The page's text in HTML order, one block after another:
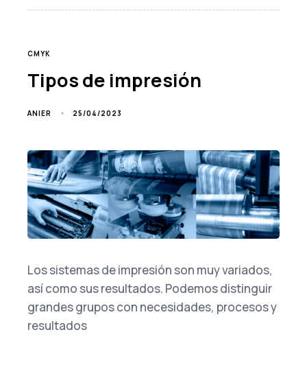
TAGS
CMYK
Tipos de impresión
ANIER 25/04/2023
Los sistemas de impresión son muy variados,
así como sus resultados. Podemos distinguir
grandes grupos con necesidades, procesos y
resultados